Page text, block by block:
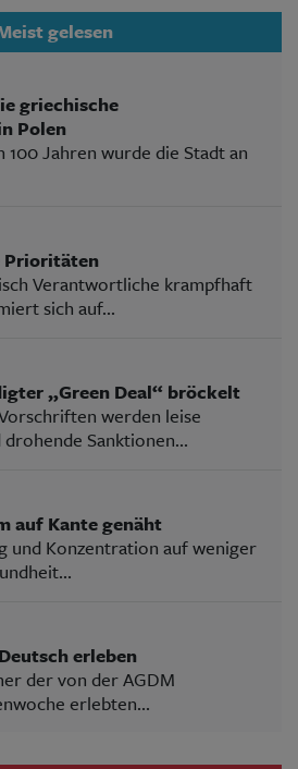
gelesen
griechische
Polen
100 Jahren wurde die Stadt an
Prioritäten
Verantwortliche krampfhaft
sich auf...
„Green Deal“ bröckelt
werden leise
Sanktionen...
auf Kante genäht
und Konzentration auf weniger
erleben
der von der AGDM
erlebten...